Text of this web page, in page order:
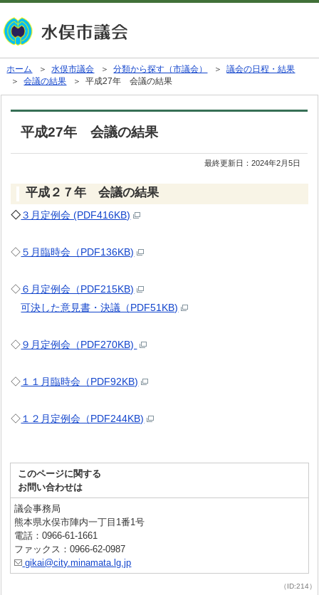
ホーム ＞水俣市議会 ＞分類から探す（市議会） ＞議会の日程・結果
＞会議の結果 ＞ 平成27年 会議の結果
平成27年 会議の結果
最終更新日：2024年2月5日
平成２７年 会議の結果
◇３月定例会 (PDF416KB)
◇５月臨時会（PDF136KB)
◇６月定例会（PDF215KB)
可決した意見書・決議（PDF51KB)
◇９月定例会（PDF270KB)
◇１１月臨時会（PDF92KB)
◇１２月定例会（PDF244KB)
このページに関する
お問い合わせは
議会事務局
熊本県水俣市陣内一丁目1番1号
電話：0966-61-1661
ファックス：0966-62-0987
gikai@city.minamata.lg.jp
（ID:214）